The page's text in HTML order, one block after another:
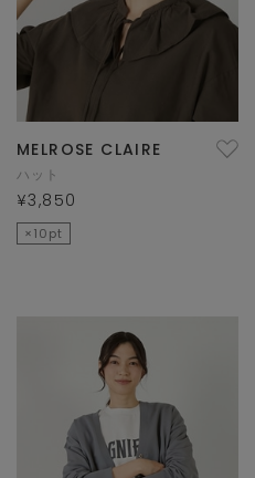
MELROSE CLAIRE
ハット
¥3,850
×10pt